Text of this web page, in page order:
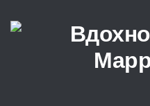
Перейти к содержимому